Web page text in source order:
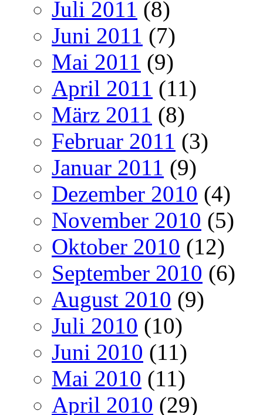
Juli 2011 (8)
Juni 2011 (7)
Mai 2011 (9)
April 2011 (11)
März 2011 (8)
Februar 2011 (3)
Januar 2011 (9)
Dezember 2010 (4)
November 2010 (5)
Oktober 2010 (12)
September 2010 (6)
August 2010 (9)
Juli 2010 (10)
Juni 2010 (11)
Mai 2010 (11)
April 2010 (29)